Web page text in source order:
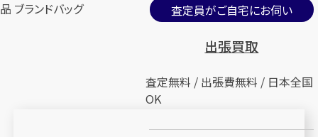
査定員がご自宅にお伺い
出張買取
査定無料 / 出張費無料 / 日本全国
OK